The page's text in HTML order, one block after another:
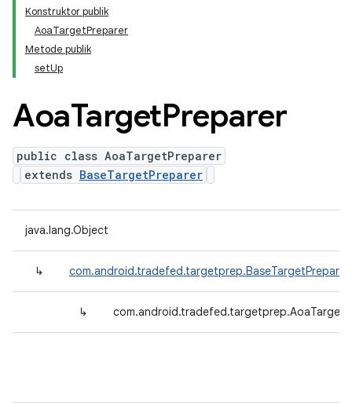
Konstruktor publik
AoaTargetPreparer
Metode publik
setUp
AoaTargetPreparer
public class AoaTargetPreparer
extends BaseTargetPreparer
java.lang.Object
↳ com.android.tradefed.targetprep.BaseTargetPreparer
↳